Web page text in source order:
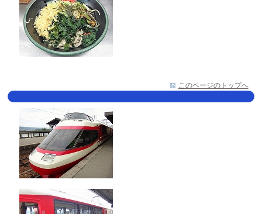
このページのトップへ